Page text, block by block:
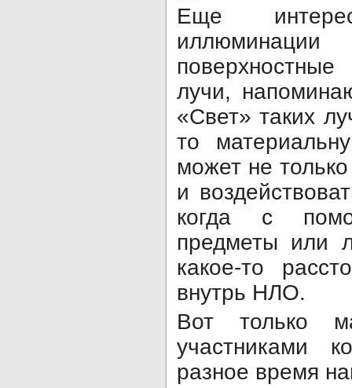
Еще
лучи,
«Свет» таких
то
может не
и
когда с
предметы или
какое-то
внутрь НЛО.
Вот только
участниками
разное время